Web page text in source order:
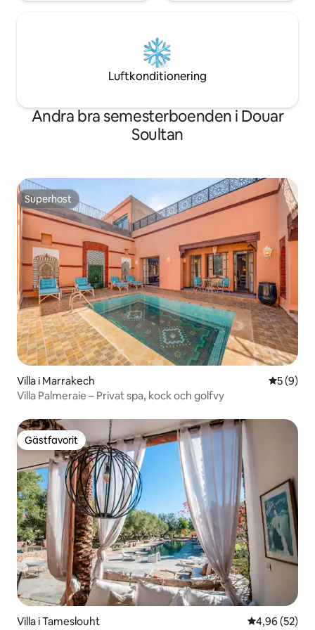
Luftkonditionering
Andra bra semesterboenden i Douar
Soultan
Superhost
Superhost
Villa i Marrakech 5 av 5 i
5 (9)
Villa Palmeraie – Privat spa, kock och golfvy
Gästfavorit
Gästfavorit
Villa i Tameslouht 4,96 av 5 i
4,96 (52)